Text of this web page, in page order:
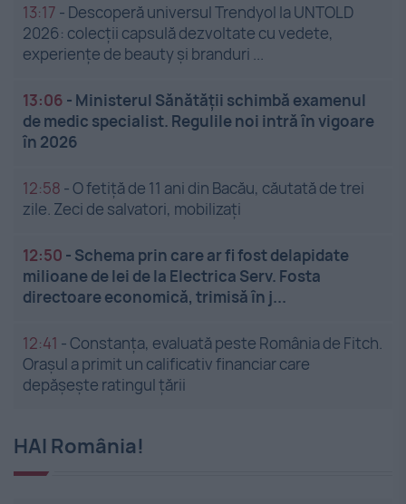
13:17 - Descoperă universul Trendyol la UNTOLD
2026: colecții capsulă dezvoltate cu vedete,
experiențe de beauty și branduri ...
13:06 - Ministerul Sănătății schimbă examenul
de medic specialist. Regulile noi intră în vigoare
în 2026
12:58 -O fetiță de 11 ani din Bacău, căutată de trei
zile. Zeci de salvatori, mobilizați
12:50 - Schema prin care ar fi fost delapidate
milioane de lei de la Electrica Serv. Fosta
directoare economică, trimisă în j...
12:41 -Constanța, evaluată peste România de Fitch.
Orașul a primit un calificativ financiar care
depășește ratingul țării
HAI România!